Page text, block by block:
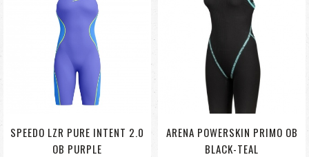
SPEEDO LZR PURE INTENT 2.0
OB PURPLE
ARENA POWERSKIN PRIMO OB
BLACK-TEAL